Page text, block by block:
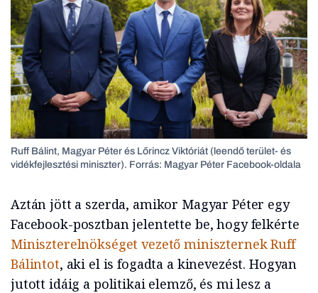
Ruff Bálint, Magyar Péter és Lőrincz Viktóriát (leendő terület- és
vidékfejlesztési miniszter). Forrás: Magyar Péter Facebook-oldala
Aztán jött a szerda, amikor Magyar Péter egy
Facebook-posztban jelentette be, hogy felkérte
Miniszterelnökséget vezető miniszternek Ruff
Bálintot, aki el is fogadta a kinevezést. Hogyan
jutott idáig a politikai elemző, és mi lesz a